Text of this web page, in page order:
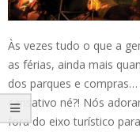
Às vezes tudo o que a
as férias, ainda mais
dos parques e
cansativo né?! Nós
fora do eixo turístico